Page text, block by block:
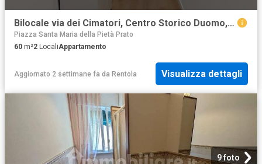
Bilocale via dei Cimatori, Centro Storico Duomo, Prato
Piazza Santa Maria della Pietà Prato
60 m²2 LocaliAppartamento
Aggiornato 2 settimane fa da Rentola Visualizza dettagli
9 foto